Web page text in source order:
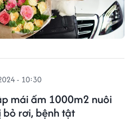
mái ấm 1000m2 nuôi
rơi, bệnh tật
- 10:30